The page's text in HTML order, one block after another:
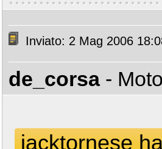
Inviato: 2 Mag 2006
de_corsa -
jacktornese